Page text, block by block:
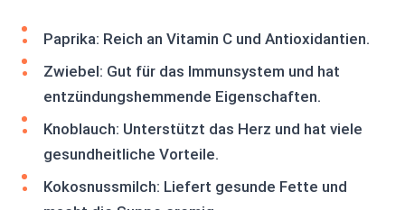
Paprika: Reich an Vitamin C und Antioxidantien.
Zwiebel: Gut für das Immunsystem und hat
entzündungshemmende Eigenschaften.
Knoblauch: Unterstützt das Herz und hat viele
gesundheitliche Vorteile.
Kokosnussmilch: Liefert gesunde Fette und